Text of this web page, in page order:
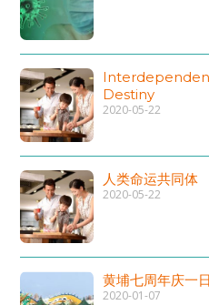
Destiny
2020-05-22
人类命运共同体
2020-05-22
黄埔七周年庆一
2020-01-07